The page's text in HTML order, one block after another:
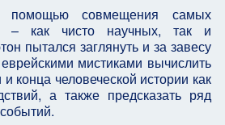
совмещения самых
– как чисто научных, так и
пытался заглянуть и за завесу
мистиками вычислить
конца человеческой истории как
а также предсказать ряд